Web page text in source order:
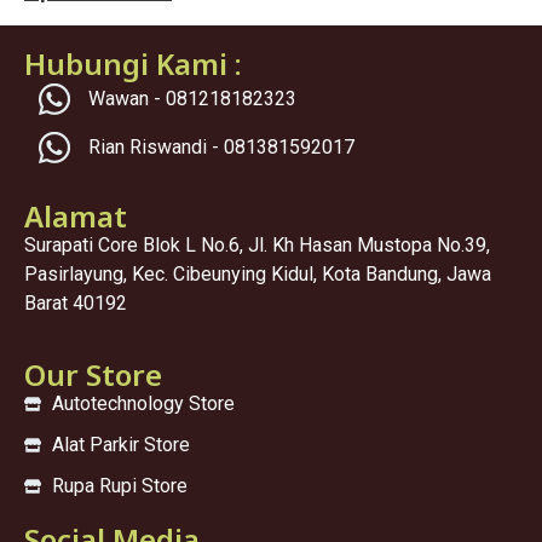
Hubungi Kami :
Wawan - 081218182323
Rian Riswandi - 081381592017
Alamat
Surapati Core Blok L No.6, Jl. Kh Hasan Mustopa No.39,
Pasirlayung, Kec. Cibeunying Kidul, Kota Bandung, Jawa
Barat 40192
Our Store
Autotechnology Store
Alat Parkir Store
Rupa Rupi Store